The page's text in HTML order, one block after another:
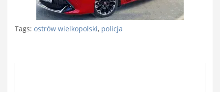
Tags: ostrów wielkopolski, policja